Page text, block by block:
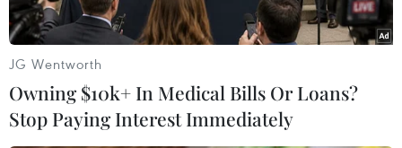
TIN LIÊN QUAN
JG Wentworth
Owning $10k+ In Medical Bills Or Loans?
Stop Paying Interest Immediately